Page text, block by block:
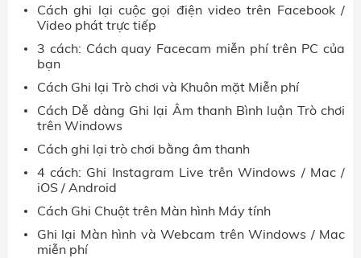
Cách ghi lại cuộc gọi điện video trên Facebook /
Video phát trực tiếp
3 cách: Cách quay Facecam miễn phí trên PC của
bạn
Cách Ghi lại Trò chơi và Khuôn mặt Miễn phí
Cách Dễ dàng Ghi lại Âm thanh Bình luận Trò chơi
trên Windows
Cách ghi lại trò chơi bằng âm thanh
4 cách: Ghi Instagram Live trên Windows / Mac /
iOS / Android
Cách Ghi Chuột trên Màn hình Máy tính
Ghi lại Màn hình và Webcam trên Windows / Mac
miễn phí